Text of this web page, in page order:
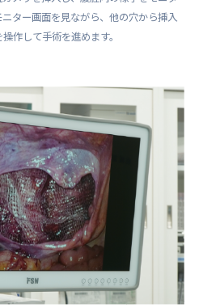
ター画面を見ながら、他の穴から挿入
作して手術を進めます。